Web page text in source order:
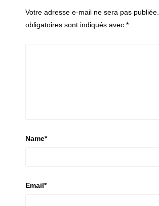
Votre adresse e-mail ne sera pas publiée.
obligatoires sont indiqués avec *
Name*
Email*